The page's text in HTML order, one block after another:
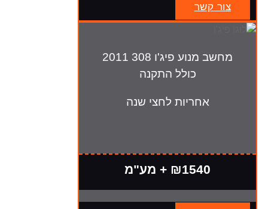
צור קשר
מחשב מנוע פיג'ו 308 2011
כולל התקנה
אחריות לחצי שנה
₪1540 + מע"מ